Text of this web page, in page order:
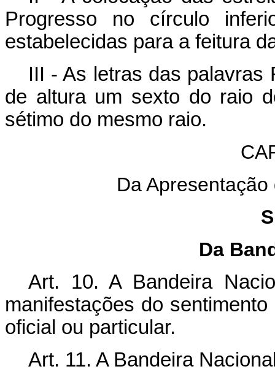
Progresso no círculo
estabelecidas para a feitura
III - As letras das palavras
de altura um sexto do raio
sétimo do mesmo raio.
Da
Da
Art. 10. A Bandeira
manifestações do
oficial ou particular.
Art. 11. A Bandeira